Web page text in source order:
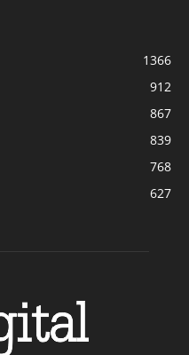
1366
912
867
839
768
627